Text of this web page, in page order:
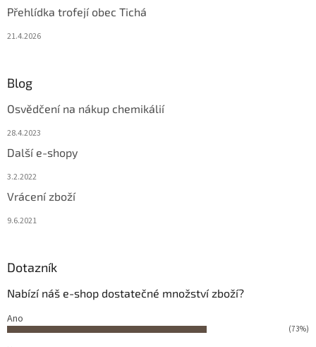
Přehlídka trofejí obec Tichá
21.4.2026
Blog
Osvědčení na nákup chemikálií
28.4.2023
Další e-shopy
3.2.2022
Vrácení zboží
9.6.2021
Dotazník
Nabízí náš e-shop dostatečné množství zboží?
Ano
(73%)